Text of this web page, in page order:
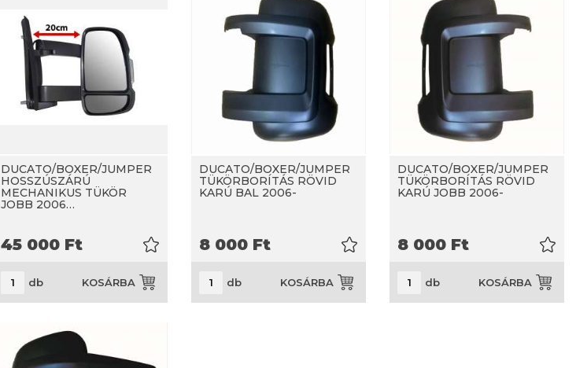
DUCATO/BOXER/JUMPER
HOSSZÚSZÁRÚ
MECHANIKUS TÜKÖR
JOBB 2006…
45 000 Ft
db KOSÁRBA
DUCATO/BOXER/JUMPER
TÜKÖRBORÍTÁS RÖVID
KARÚ BAL 2006-
8 000 Ft
db KOSÁRBA
DUCATO/BOXER/JUMPER
TÜKÖRBORÍTÁS RÖVID
KARÚ JOBB 2006-
8 000 Ft
db KOSÁRBA